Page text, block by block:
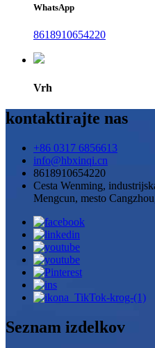
WhatsApp
8618910654220
Vrh
kontaktirajte nas
+86 0317 6856613
info@hbxinqi.cn
8618910654220
Cesta Wenming,
Mengcun, mesto
Seznam izdelkov